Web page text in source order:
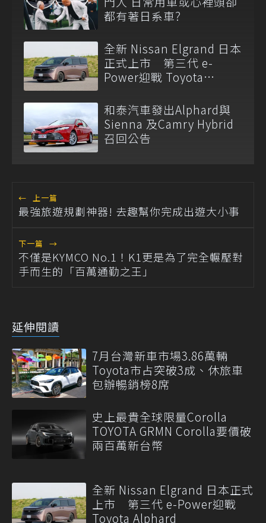
都有著日系車?
全新 Nissan Elgrand 日本
正式上市 第三代 e-
Power迎戰 Toyota
和泰汽車發出Alphard與
Sienna 及Camry Hybrid
召回公告
← 上一篇
最強旅遊規劃神器! 去趣幫你完成出遊大小事
下一篇 →
不僅是KYMCO No.1！K1更是為了完全輾壓對
手而生的「百萬通勤之王」
延伸閱讀
7月台灣新車市場3.86萬輛
Toyota市占突破3成、休旅車
包辦暢銷榜8席
史上最貴全球限量Corolla
TOYOTA GRMN Corolla要價破
兩百萬新台幣
全新 Nissan Elgrand 日本正式
上市 第三代 e-Power迎戰
Toyota Alphard